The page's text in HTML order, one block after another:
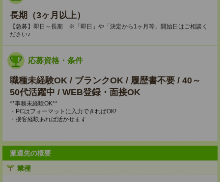
長期（3ヶ月以上）
【急募】即日～長期 ※「即日」や「決定から1ヶ月等」開始日はご相談く
ださい♪
応募資格・条件
職種未経験OK / ブランクOK / 履歴書不要 / 40～
50代活躍中 / WEB登録・面接OK
**事務未経験OK**
・PCはフォーマットに入力できればOK!
・接客経験あれば活かせます
派遣先の概要
業種